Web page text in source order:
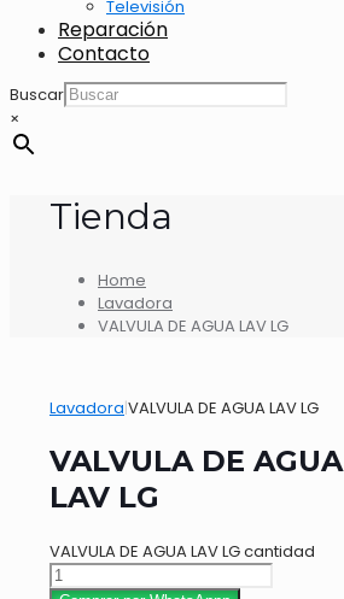
Televisión
Reparación
Contacto
Buscar
×
Tienda
Home
Lavadora
VALVULA DE AGUA LAV LG
Lavadora|VALVULA DE AGUA LAV LG
VALVULA DE AGUA
LAV LG
VALVULA DE AGUA LAV LG cantidad